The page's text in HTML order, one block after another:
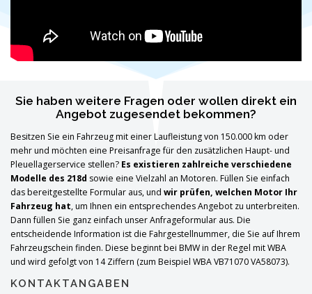
Sie haben weitere Fragen oder wollen direkt ein
Angebot zugesendet bekommen?
Besitzen Sie ein Fahrzeug mit einer Laufleistung von 150.000 km oder
mehr und möchten eine Preisanfrage für den zusätzlichen Haupt- und
Pleuellagerservice stellen? Es existieren zahlreiche verschiedene
Modelle des 218d sowie eine Vielzahl an Motoren. Füllen Sie einfach
das bereitgestellte Formular aus, und wir prüfen, welchen Motor Ihr
Fahrzeug hat, um Ihnen ein entsprechendes Angebot zu unterbreiten.
Dann füllen Sie ganz einfach unser Anfrageformular aus. Die
entscheidende Information ist die Fahrgestellnummer, die Sie auf Ihrem
Fahrzeugschein finden. Diese beginnt bei BMW in der Regel mit WBA
und wird gefolgt von 14 Ziffern (zum Beispiel WBA VB71070 VA58073).
KONTAKTANGABEN